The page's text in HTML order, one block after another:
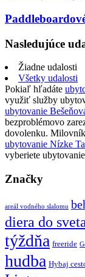
Nasledujúce
Žiadne udalosti
Všetky udalosti
Pokiaľ hľadáte
využiť služby
ubytovanie
bezproblémovo
dovolenku.
ubytovanie Nízke
vyberiete
Značky
areál vodného slalomu
diera do sveta
týždňa freeride
hudba Hybaj